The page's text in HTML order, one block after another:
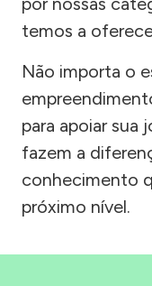
temos a
Não importa o
para apoiar
fazem a
conhecimento
próximo nível.